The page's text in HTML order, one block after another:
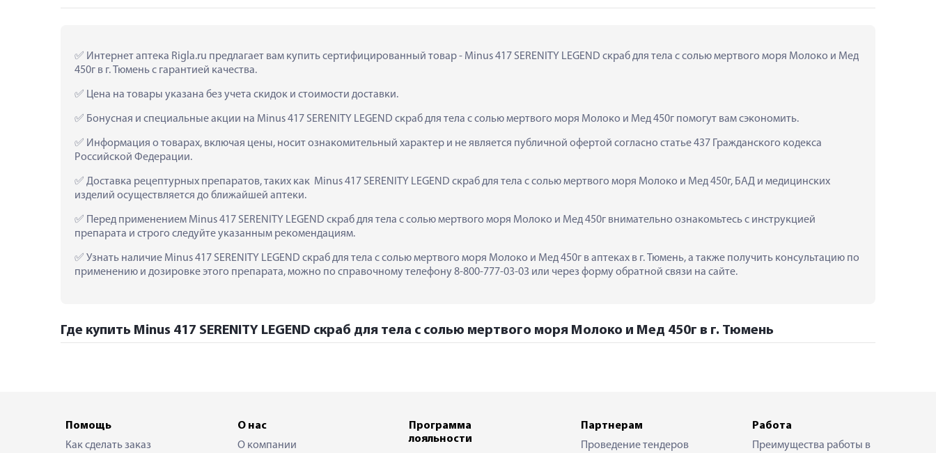
Интернет аптека Rigla.ru предлагает вам купить сертифицированный товар - Minus 417 SERENITY LEGEND скраб для тела с солью мертвого моря Молоко и Мед
450г в г. Тюмень с гарантией качества.
Цена на товары указана без учета скидок и стоимости доставки.
Бонусная и специальные акции на Minus 417 SERENITY LEGEND скраб для тела с солью мертвого моря Молоко и Мед 450г помогут вам сэкономить.
Информация о товарах, включая цены, носит ознакомительный характер и не является публичной офертой согласно статье 437 Гражданского кодекса
Российской Федерации.
Доставка рецептурных препаратов, таких как  Minus 417 SERENITY LEGEND скраб для тела с солью мертвого моря Молоко и Мед 450г, БАД и медицинских
изделий осуществляется до ближайшей аптеки.
Перед применением Minus 417 SERENITY LEGEND скраб для тела с солью мертвого моря Молоко и Мед 450г внимательно ознакомьтесь с инструкцией
препарата и строго следуйте указанным рекомендациям.
Узнать наличие Minus 417 SERENITY LEGEND скраб для тела с солью мертвого моря Молоко и Мед 450г в аптеках в г. Тюмень, а также получить консультацию по
применению и дозировке этого препарата, можно по справочному телефону 8-800-777-03-03 или через форму обратной связи на сайте.
Где купить Minus 417 SERENITY LEGEND скраб для тела с солью мертвого моря Молоко и Мед 450г в г. Тюмень
Помощь
Как сделать заказ
О нас
О компании
Программа
лояльности
Партнерам
Проведение тендеров
Работа
Преимущества работы в